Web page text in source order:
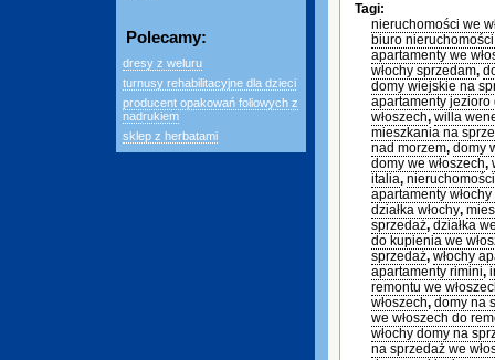
Polecamy:
dresy z weluru
turnusy rehabilitacyjne dla dzieci
producent opakowań foliowych z
nadrukiem
sklep z herbatami
Tagi:
nieruchomości we
biuro
apartamenty we
włochy sprzedam,
domy wiejskie na
apartamenty jezioro
włoszech, willa
mieszkania na
nad morzem, domy
domy we włoszech,
italia,
apartamenty
działka włochy,
sprzedaż, działka
do kupienia we
sprzedaż, włochy
apartamenty rimini,
remontu we
włoszech, domy na
we włoszech do
włochy domy na
na sprzedaż we